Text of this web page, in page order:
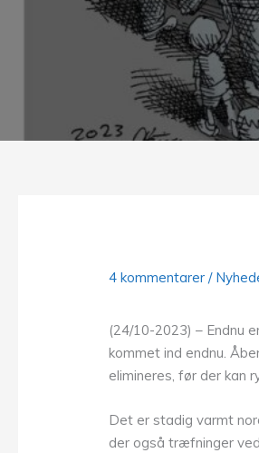
4 kommentarer /
(24/10-2023) – Endnu
kommet ind endnu.
elimineres, før der kan
Det er stadig varmt
der også træfninger